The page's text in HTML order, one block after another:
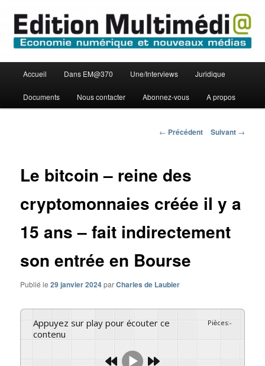
contenu
principalEdition Multimédi@
principal
Accueil Dans EM@370 Une/Interviews Juridique
Documents Nous contacter Abonnez-vous A propos
Navigation
← Précédent Suivant →
Le bitcoin – reine des
cryptomonnaies créée il y a
15 ans – fait indirectement
son entrée en Bourse
Publié le29 janvier 2024parCharles de Laubier
Appuyez sur play pour écouter ce
contenu
Pièces:-